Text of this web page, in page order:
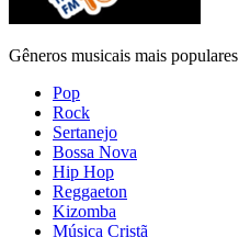
Gêneros musicais mais populares
Pop
Rock
Sertanejo
Bossa Nova
Hip Hop
Reggaeton
Kizomba
Música Cristã